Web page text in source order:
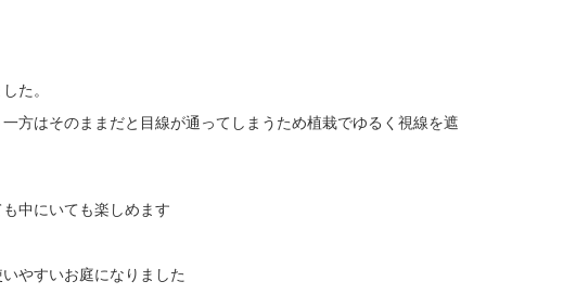
た。
方はそのままだと目線が通ってしまうため植栽でゆるく視線を遮
中にいても楽しめます
やすいお庭になりました